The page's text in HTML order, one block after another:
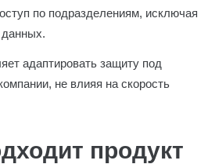
по подразделениям, исключая
адаптировать защиту под
не влияя на скорость
продукт